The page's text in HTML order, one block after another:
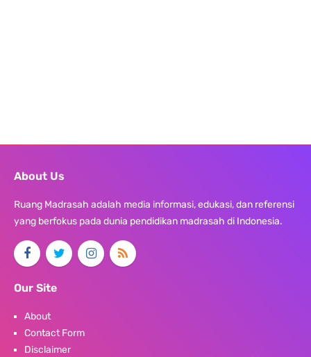
About Us
Ruang Madrasah adalah media informasi, edukasi, dan referensi
yang berfokus pada dunia pendidikan madrasah di Indonesia.
Our Site
About
Contact Form
Disclaimer